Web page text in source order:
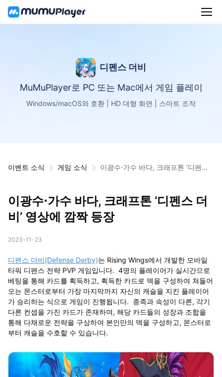
디펜스 더비
MuMuPlayer로 PC 또는 Mac에서 게임 플레이
Windows/macOS와 호환 | HD 대형 화면 | 스마트 조작
이벤트 소식 게임 소식
이광수⋅가수 바다, 크래프톤 ‘디펜스
이광수⋅가수 바다, 크래프톤 ‘디펜스 더
비’ 영상에 깜짝 등장
2023-11-23
디펜스 더비(Defense Derby)는 Rising Wings에서 개발한 모바일
타워 디펜스 전략 PVP 게임입니다. 4명의 플레이어가 실시간으로
베팅을 통해 카드를 획득하고, 획득한 카드로 덱을 구성하여 쳐들어
오는 몬스터로부터 가장 마지막까지 자신의 캐슬을 지킨 플레이어
가 승리하는 식으로 게임이 진행됩니다. 종족과 속성이 다른, 각기
다른 컨셉을 가진 카드가 존재하며, 해당 카드들의 성장과 조합을
통해 다채로운 전략을 구상하여 본인만의 덱을 구성하고, 몬스터로
부터 캐슬을 수호할 수 있습니다.